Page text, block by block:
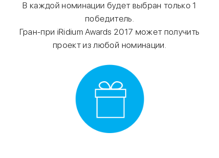
В каждой номинации будет выбран только 1
победитель.
Гран-при iRidium Awards 2017 может получить
проект из любой номинации.